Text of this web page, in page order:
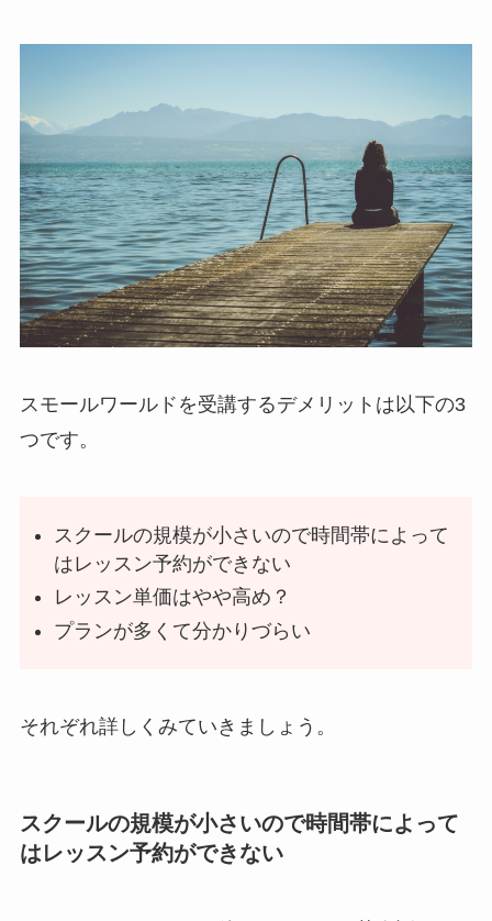
スモールワールドを受講するデメリットは以下の3
つです。
スクールの規模が小さいので時間帯によって
はレッスン予約ができない
レッスン単価はやや高め？
プランが多くて分かりづらい
それぞれ詳しくみていきましょう。
スクールの規模が小さいので時間帯によって
はレッスン予約ができない